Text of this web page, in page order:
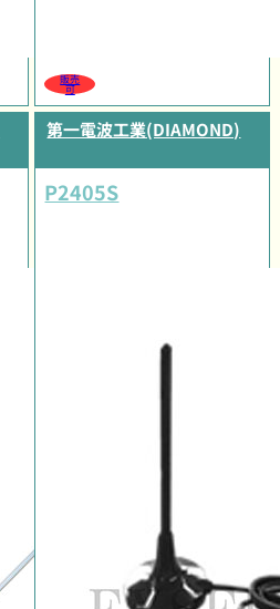
販売
可
第一電波工業(DIAMOND)
P2405S